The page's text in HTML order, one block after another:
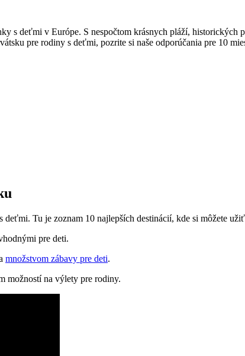
s​ deťmi v Európe. S nespočtom krásnych pláží,
pre rodiny s deťmi, pozrite ‌si naše odporúčania​ pre ⁣10
Tu je zoznam 10 najlepších⁣ destinácií,⁤ kde si môžete
pre deti.
množstvom zábavy pre deti.
možností na ⁢výlety pre rodiny.